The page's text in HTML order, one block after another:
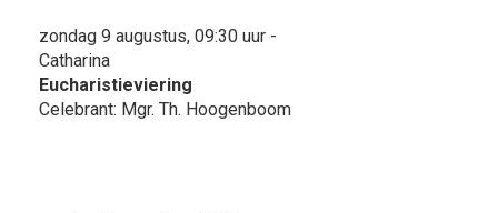
zondag 9 augustus, 09:30 uur -
Catharina
Eucharistieviering
Celebrant: Mgr. Th. Hoogenboom